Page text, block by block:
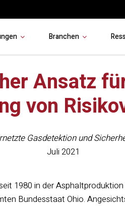
Branchen
Ansatz
von
Gasdetektion und
Juli 2021
1980 in der
Bundesstaat Ohio.